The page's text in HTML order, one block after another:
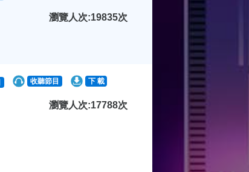
瀏覽人次:19835次
收聽節目 下 載
瀏覽人次:17788次